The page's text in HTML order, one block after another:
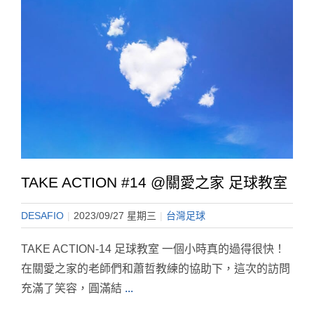
TAKE ACTION #14 @關愛之家 足球教室
DESAFIO | 2023/09/27 星期三 | 台灣足球
TAKE ACTION-14 足球教室 一個小時真的過得很快！
在關愛之家的老師們和蕭哲教練的協助下，這次的訪問
充滿了笑容，圓滿結 ...